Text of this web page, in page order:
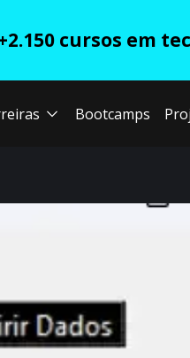
cursos em
Bootcamps